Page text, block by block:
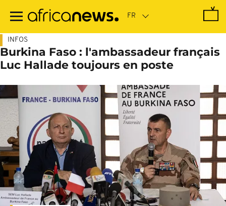
contenu
INFOS
Burkina Faso : l'ambassadeur français
Luc Hallade toujours en poste